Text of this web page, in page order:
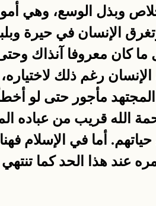
وبذل الوسع، وهي
الإنسان في حيرة
ما كان معروفا آنذاك
رغم ذلك
مأجور حتى لو
الله قريب من عباده
حياتهم. أما في
عند هذا الحد كما تنتهي